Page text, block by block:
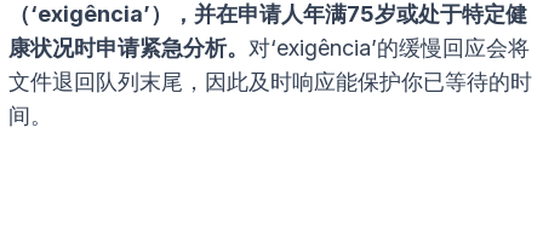
（‘exigência’），并在申请人年满75岁或处于特定健
康状况时申请紧急分析。 对‘exigência’的缓慢回应会将
文件退回队列末尾，因此及时响应能保护你已等待的时
间。